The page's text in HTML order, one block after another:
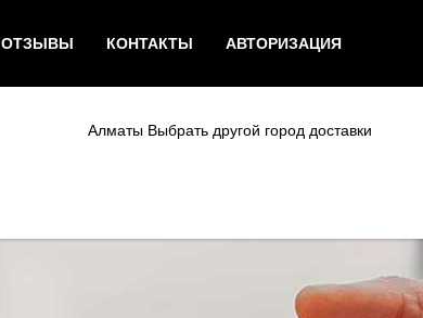
ОТЗЫВЫ КОНТАКТЫ АВТОРИЗАЦИЯ
Алматы Выбрать другой город доставки